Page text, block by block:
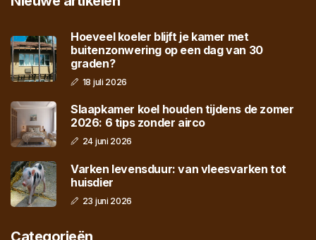
Hoeveel koeler blijft je kamer met
buitenzonwering op een dag van 30
graden?
18 juli 2026
Slaapkamer koel houden tijdens de zomer
2026: 6 tips zonder airco
24 juni 2026
Varken levensduur: van vleesvarken tot
huisdier
23 juni 2026